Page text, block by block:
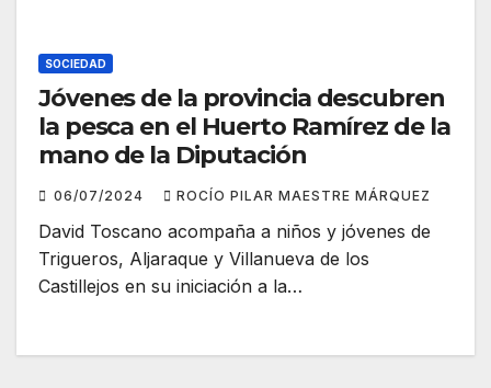
SOCIEDAD
Jóvenes de la provincia descubren
la pesca en el Huerto Ramírez de la
mano de la Diputación
06/07/2024 ROCÍO PILAR MAESTRE MÁRQUEZ
David Toscano acompaña a niños y jóvenes de
Trigueros, Aljaraque y Villanueva de los
Castillejos en su iniciación a la…